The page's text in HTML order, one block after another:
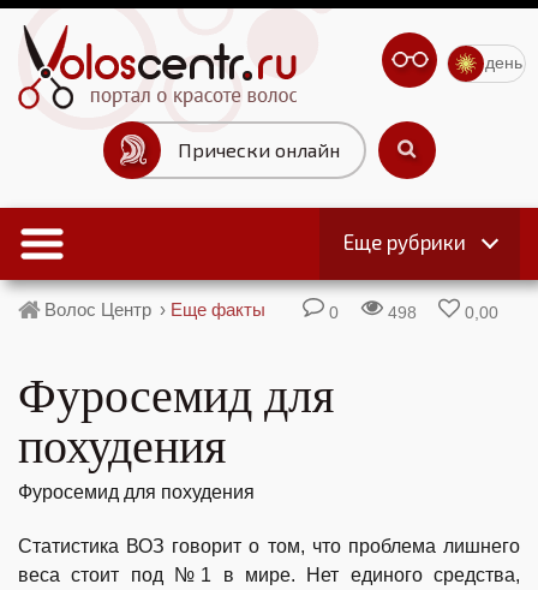
Прически онлайн
день
Еще рубрики
Волос Центр › Еще факты 0 498 0,00
Фуросемид для
похудения
Фуросемид для похудения
Статистика ВОЗ говорит о том, что проблема лишнего
веса стоит под №1 в мире. Нет единого средства,